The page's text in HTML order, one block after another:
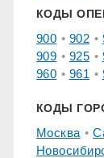
КОДЫ
900 902
909
925
960
961
КОДЫ
Москва